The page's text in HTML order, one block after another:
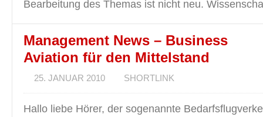
Bearbeitung des Themas ist nicht neu.
Management News – Business
Aviation für den Mittelstand
25. JANUAR 2010 SHORTLINK
Hallo liebe Hörer, der sogenannte